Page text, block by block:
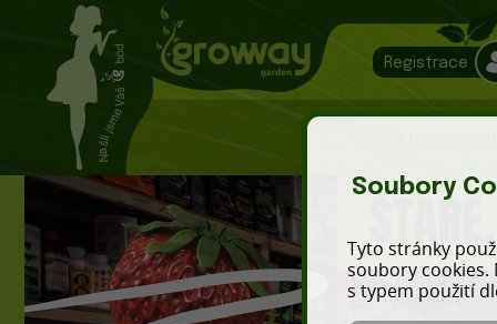
Soubory
Tyto stránky
soubory cookies.
s typem použití
Registrace